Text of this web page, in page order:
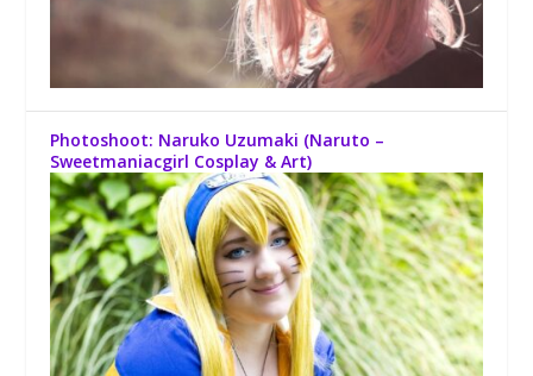
Photoshoot: Naruko Uzumaki (Naruto –
Sweetmaniacgirl Cosplay & Art)